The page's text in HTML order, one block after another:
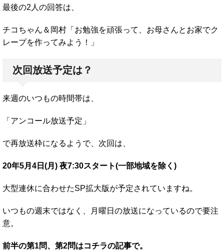
最後の2人の回答は、
チコちゃん＆岡村「お勉強を頑張って、お母さんとお家でク
レープを作ってみよう！」
次回放送予定は？
来週のいつもの時間帯は、
「アンコール放送予定」
で再放送枠になるようで、次回は、
20年5月4日(月) 夜7:30スタート(一部地域を除く)
大型連休に合わせたSP拡大版が予定されていますね。
いつもの週末ではなく、月曜日の放送になっているので要注
意。
前半の第1問、第2問はコチラの記事で。